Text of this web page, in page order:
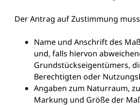
Der Antrag auf Zustimmung
Name und Anschrift des
und, falls hiervon
Grundstückseigentümers,
Berechtigten oder
Angaben zum Naturraum,
Markung und Größe der